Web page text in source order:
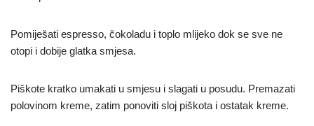
Pomiješati espresso, čokoladu i toplo mlijeko dok se sve ne
otopi i dobije glatka smjesa.
Piškote kratko umakati u smjesu i slagati u posudu. Premazati
polovinom kreme, zatim ponoviti sloj piškota i ostatak kreme.